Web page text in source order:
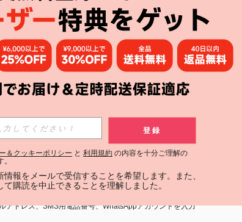
リ
購読
登録する
アドレス、SMS用電話番号、WhatsAppアカウントを入力
登録
＆クッキーポリシー と 利用規約 の内容を十分ご理解の
報をメールで受信することを希望します。また、
購読を中止できることを理解しました。